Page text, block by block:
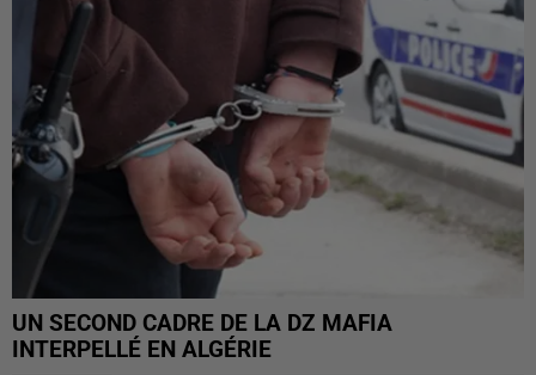
UN SECOND CADRE DE LA DZ MAFIA
INTERPELLÉ EN ALGÉRIE